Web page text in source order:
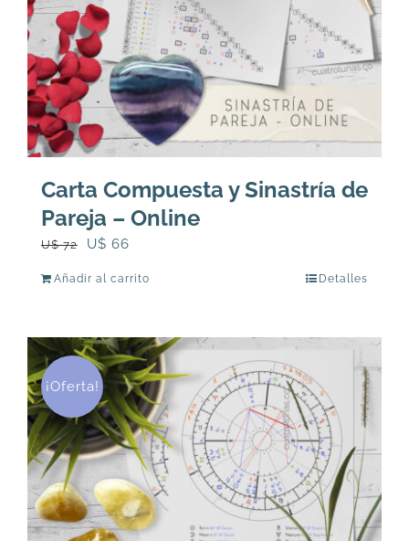
CONTACTO
Carrito
Carta Compuesta y Sinastría de
Pareja – Online
U$72
El
U$
72.
U$ 66
U$
66.
Añadir al carrito Detalles
¡Oferta!